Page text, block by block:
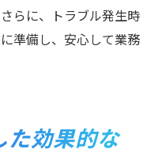
らに、トラブル発生時
準備し、安心して業務
た効果的な